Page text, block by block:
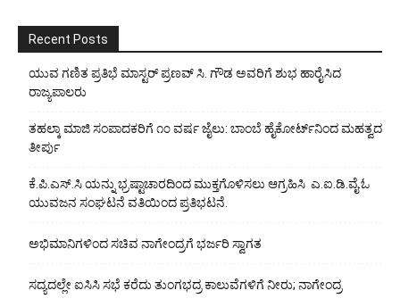
Recent Posts
ಯುವ ಗಣಿತ ಪ್ರತಿಭೆ ಮಾಸ್ಟರ್ ಪ್ರಣವ್ ಸಿ. ಗೌಡ ಅವರಿಗೆ ಶುಭ ಹಾರೈಸಿದ
ರಾಜ್ಯಪಾಲರು
ತಹಲ್ಕಾ ಮಾಜಿ ಸಂಪಾದಕರಿಗೆ ೧೦ ವರ್ಷ ಜೈಲು: ಬಾಂಬೆ ಹೈಕೋರ್ಟ್‌ನಿಂದ ಮಹತ್ವದ
ತೀರ್ಪು
ಕೆ.ಪಿ.ಎಸ್.ಸಿ ಯನ್ನು ಭ್ರಷ್ಟಾಚಾರದಿಂದ ಮುಕ್ತಗೊಳಿಸಲು ಆಗ್ರಹಿಸಿ ಎ.ಐ.ಡಿ.ವೈ.ಓ
ಯುವಜನ ಸಂಘಟನೆ ವತಿಯಿಂದ ಪ್ರತಿಭಟನೆ.
ಅಭಿಮಾನಿಗಳಿಂದ ಸಚಿವ ನಾಗೇಂದ್ರಗೆ ಭರ್ಜರಿ ಸ್ವಾಗತ
ಸದ್ಯದಲ್ಲೇ ಐಸಿಸಿ ಸಭೆ ಕರೆದು ತುಂಗಭದ್ರ ಕಾಲುವೆಗಳಿಗೆ ನೀರು; ನಾಗೇಂದ್ರ